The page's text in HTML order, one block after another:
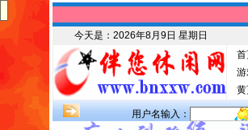
今天是： 2026年8月9日 星期日
首
游
黄
用户名输入：